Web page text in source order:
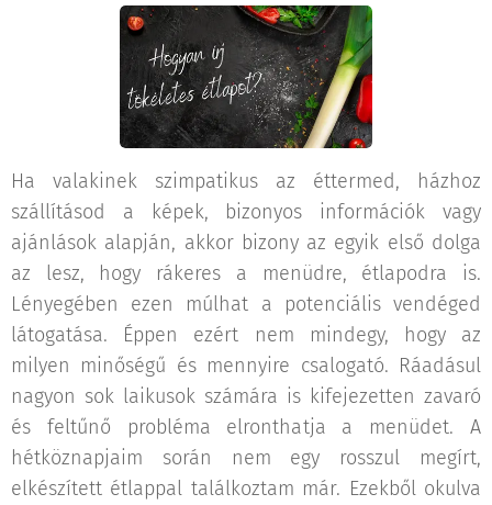
Ha valakinek szimpatikus az éttermed, házhoz
szállításod a képek, bizonyos információk vagy
ajánlások alapján, akkor bizony az egyik első dolga
az lesz, hogy rákeres a menüdre, étlapodra is.
Lényegében ezen múlhat a potenciális vendéged
látogatása. Éppen ezért nem mindegy, hogy az
milyen minőségű és mennyire csalogató. Ráadásul
nagyon sok laikusok számára is kifejezetten zavaró
és feltűnő probléma elronthatja a menüdet. A
hétköznapjaim során nem egy rosszul megírt,
elkészített étlappal találkoztam már. Ezekből okulva